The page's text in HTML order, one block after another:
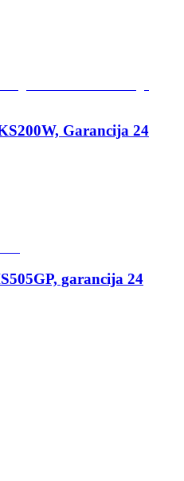
Garancija 24
garancija 24